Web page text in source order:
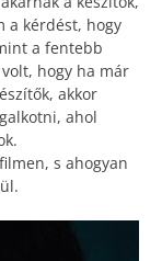
a kérdést, hogy
a fentebb
hogy ha már
akkor
ahol
s ahogyan